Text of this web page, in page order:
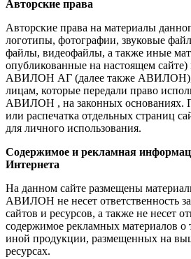
Авторские права
Авторские права на материалы
логотипы, фотографии, звуковые
файлы, видеофайлы, а также иные
опубликованные на настоящем
АВИЛОН АГ (далее также АВИЛОН),
лицам, которые передали право
АВИЛОН , на законных основаниях.
или распечатка отдельных страниц
для личного использования.
Содержимое и рекламная
Интернета
На данном сайте размещены
АВИЛОН не несет ответственность
сайтов и ресурсов, а также не несет
содержимое рекламных материалов о
иной продукции, размещенных на
ресурсах.